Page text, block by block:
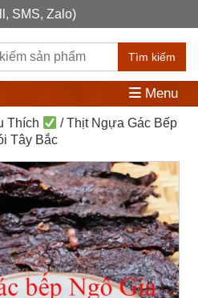
SMS, Zalo)
Tìm kiếm
Menu
Thích
/ Thịt Ngựa Gác Bếp
Tây Bắc